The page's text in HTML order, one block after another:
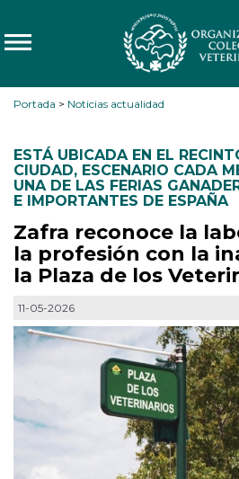
Portada > Noticias actualidad
ESTÁ UBICADA EN EL
CIUDAD, ESCENARIO CADA
UNA DE LAS FERIAS
E IMPORTANTES DE ESPAÑA
Zafra reconoce la
la profesión con la
la Plaza de los
11-05-2026